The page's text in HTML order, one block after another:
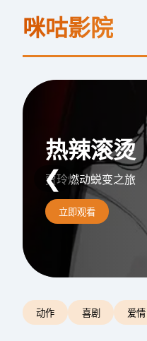
咪咕影院
阿凡达：
重返潘多拉海洋史诗
立即观看
热辣滚烫
贾玲燃动蜕变之旅
立即观看
沙丘2
天选之子复仇史诗
立即观看
❮
动作 喜剧 爱情